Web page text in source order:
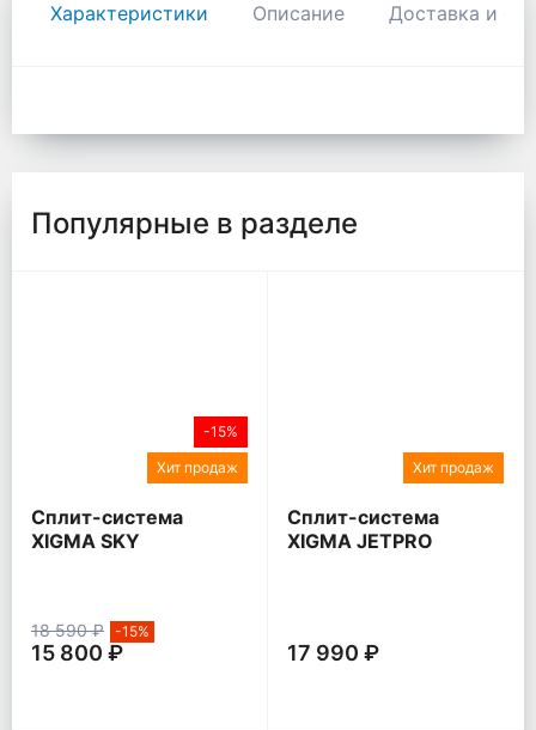
Характеристики Описание Доставка и
Популярные в разделе
-15%
Хит продаж
Сплит-система
XIGMA SKY
18 590 ₽ -15%
15 800 ₽
Хит продаж
Сплит-система
XIGMA JETPRO
17 990 ₽